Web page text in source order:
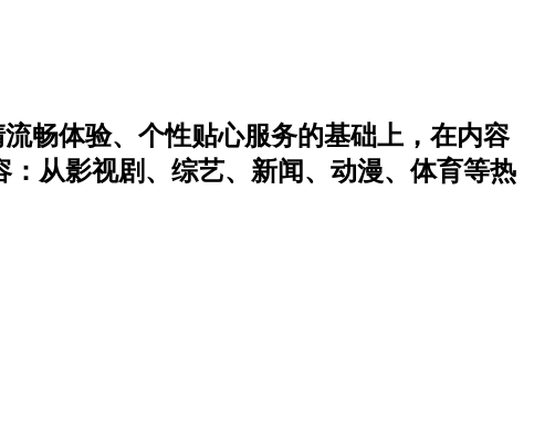
畅体验、个性贴心服务的基础上，在内容
从影视剧、综艺、新闻、动漫、体育等热